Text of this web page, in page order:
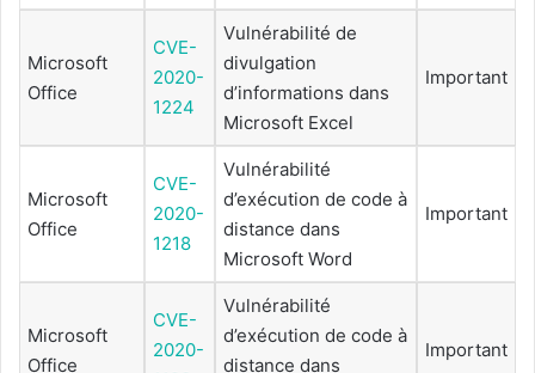
Microsoft
Office
CVE-
2020-
1224
Vulnérabilité de
divulgation
d’informations dans
Microsoft Excel
Important
Microsoft
Office
CVE-
2020-
1218
Vulnérabilité
d’exécution de code à
distance dans
Microsoft Word
Important
Microsoft
Office
CVE-
2020-
Vulnérabilité
d’exécution de code à
distance dans
Important